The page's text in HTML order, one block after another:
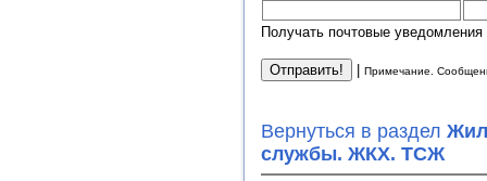
Получать почтовые
Примечание.
Вернуться в раздел
службы. ЖКХ. ТСЖ